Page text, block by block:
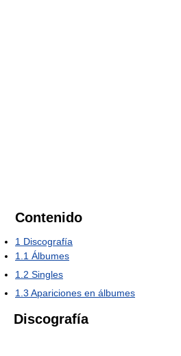
Contenido
1 Discografía
1.1 Álbumes
1.2 Singles
1.3 Apariciones en álbumes
Discografía